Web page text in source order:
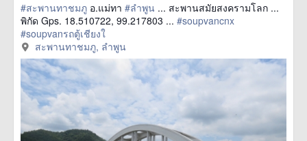
#สะพานทาชมภู อ.แม่ทา #ลำพูน ... สะพานสมัยสงครามโลก ...
พิกัด Gps. 18.510722, 99.217803 ... #soupvancnx
#soupvanรถตู้เชียงใ
href=https://m.thetrippacker.com/en/image/สะพานทาชม
ภู/213592> more
สะพานทาชมภู, ลำพูน